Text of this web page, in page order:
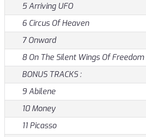
5 Arriving UFO
6 Circus Of Heaven
7 Onward
8 On The Silent Wings Of Freedom
BONUS TRACKS :
9 Abilene
10 Money
11 Picasso